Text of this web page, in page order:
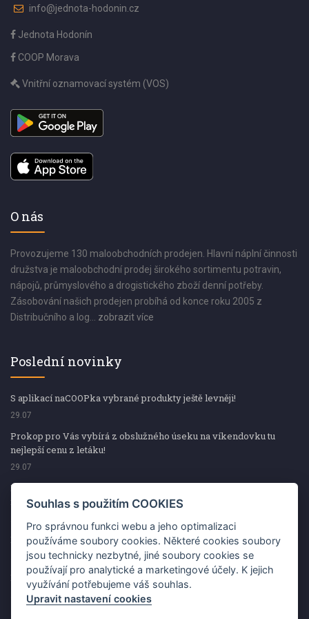
info@jednota-hodonin.cz
Jednota Hodonín
COOP Morava
Vnitřní oznamovací systém (VOS)
O nás
Provozujeme 130 maloobchodních prodejen. Hlavní náplní činnosti
družstva je maloobchodní prodej širokého sortimentu potravin,
nápojů, průmyslového a drogistického zboží denní potřeby.
Zásobování našich prodejen probíhá od konce roku 2005 z
Distribučního a log... zobrazit více
Poslední novinky
S aplikací naCOOPka vybrané produkty ještě levněji!
29.07
Prokop pro Vás vybírá z obslužného úseku na víkendovku tu
nejlepší cenu z letáku!
29.07
Prokop pro Vás vybírá z obslužného úseku na víkendovku tu
nejlepší cenu z letáku!
Kup špekáčky od Váhaly a vyhraj s naCOOPkou sekerku Fiskars
29.07
Prokop pro Vás vybírá na víkendovku ty nejlepší ceny z letáku!
29.07
Souhlas s použitím COOKIES
Pro správnou funkci webu a jeho optimalizaci
používáme soubory cookies. Některé cookies soubory
jsou technicky nezbytné, jiné soubory cookies se
používají pro analytické a marketingové účely. K jejich
využívání potřebujeme váš souhlas.
Upravit nastavení cookies